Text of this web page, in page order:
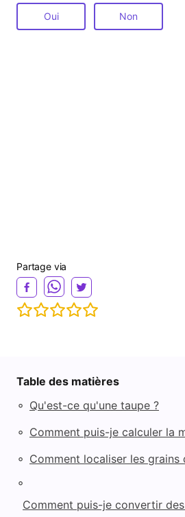
Oui Non
Partage via
Table des matières
◦ Qu'est-ce qu'une taupe ?
◦ Comment puis-je calculer la
◦ Comment localiser les grains
◦
Comment puis-je convertir